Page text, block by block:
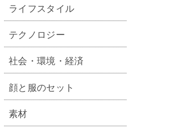
ライフスタイル
テクノロジー
社会・環境・経済
顔と服のセット
素材